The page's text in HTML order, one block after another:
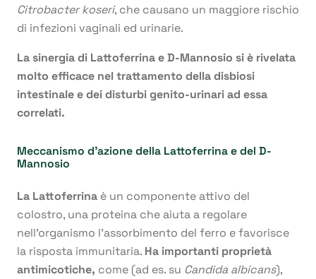
Citrobacter koseri, che causano un maggiore rischio
di infezioni vaginali ed urinarie.
La sinergia di Lattoferrina e D-Mannosio si è rivelata
molto efficace nel trattamento della disbiosi
intestinale e dei disturbi genito-urinari ad essa
correlati.
Meccanismo d’azione della Lattoferrina e del D-
Mannosio
La Lattoferrina è un componente attivo del
colostro, una proteina che aiuta a regolare
nell’organismo l’assorbimento del ferro e favorisce
la risposta immunitaria. Ha importanti proprietà
antimicotiche, come (ad es. su Candida albicans),